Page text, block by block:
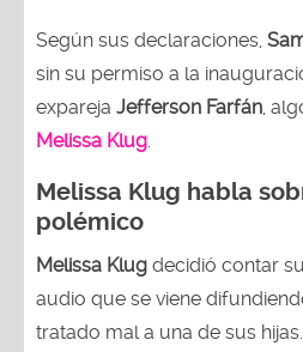
Según sus declaraciones,
sin su permiso a la
expareja Jefferson Farfán ,
Melissa Klug
Melissa Klug habla
polémico
Melissa Klug decidió contar
audio que se viene
tratado mal a una de sus